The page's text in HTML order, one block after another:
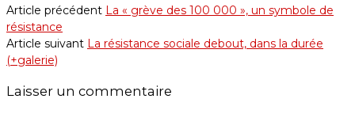
Article précédent La « grève des 100 000 », un symbole de
résistance
Article suivant La résistance sociale debout, dans la durée
(+galerie)
Laisser un commentaire